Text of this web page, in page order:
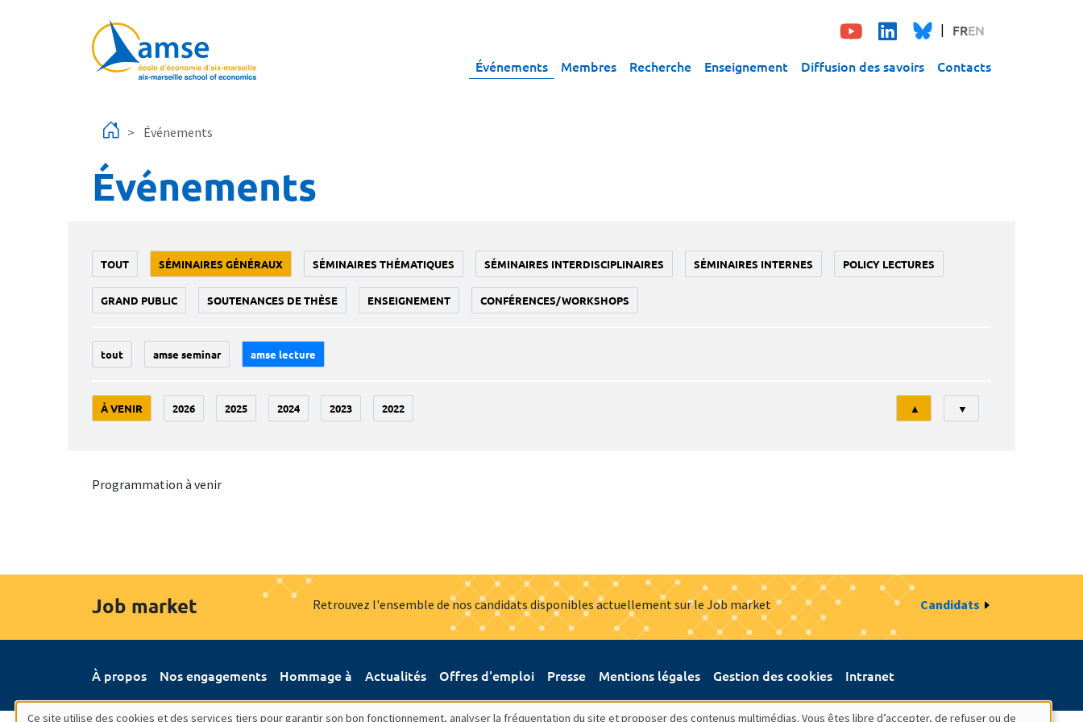
FREN
Événements Membres Recherche Enseignement Diffusion des savoirs Contacts
Événements
Événements
TOUT SÉMINAIRES GÉNÉRAUX SÉMINAIRES THÉMATIQUES SÉMINAIRES INTERDISCIPLINAIRES SÉMINAIRES INTERNES POLICY LECTURES
GRAND PUBLIC SOUTENANCES DE THÈSE ENSEIGNEMENT CONFÉRENCES/WORKSHOPS
tout amse seminar amse lecture
À VENIR 2026 2025 2024 2023 2022
Tri
▲ ▼
Programmation à venir
Job market Retrouvez l'ensemble de nos candidats disponibles actuellement sur le Job market Candidats
À propos Nos engagements Hommage à Actualités Offres d'emploi Presse Mentions légales Gestion des cookies Intranet
Ce site utilise des cookies et des services tiers pour garantir son bon fonctionnement, analyser la fréquentation du site et proposer des contenus multimédias. Vous êtes libre d’accepter, de refuser ou de